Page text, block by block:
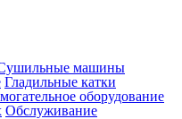
машины
Гладильные катки
оборудование
Обслуживание